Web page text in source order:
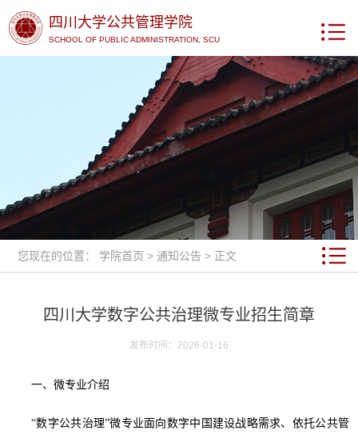
四川大学公共管理学院
SCHOOL OF PUBLIC ADMINISTRATION, SCU
您现在的位置： 学院首页 >通知公告 > 正文
四川大学数字公共治理微专业招生简章
发布时间：2026-01-16
一、微专业介绍
“数字公共治理”微专业面向数字中国建设战略需求、依托公共管